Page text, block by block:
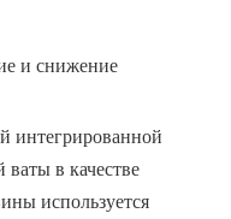
и снижение
интегрированной
в качестве
используется